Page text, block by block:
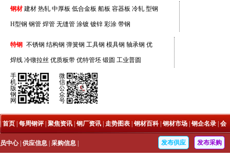
钢材 建材 热轧 中厚板 低合金板 船板 容器板 冷轧 型钢
H型钢 钢管 焊管 无缝管 涂镀 镀锌 彩涂 带钢
特钢 不锈钢 结构钢 弹簧钢 工具钢 模具钢 轴承钢 优
焊线 冷镦拉丝 优质板带 优特管坯 锻圆 工业普圆
手
机
版
钢
网
微
信
公
众
号
| 首页 每周钢评 聚焦资讯 钢厂资讯 走势图表 钢材百科| 钢材市场 钢企名录 会
员中心| 供应信息 采购信息 发布供应 发布采购